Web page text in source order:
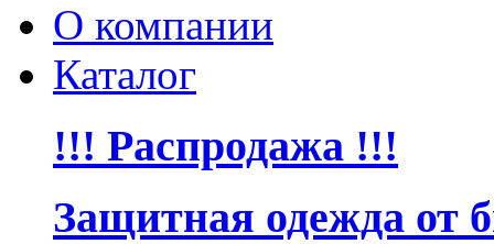
О компании
Каталог
!!! Распродажа !!!
Защитная одежда от